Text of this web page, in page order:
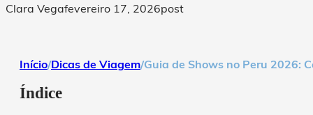
Clara Vegafevereiro 17, 2026post
Início/Dicas de Viagem/Guia de Shows no Peru 2026:
Índice